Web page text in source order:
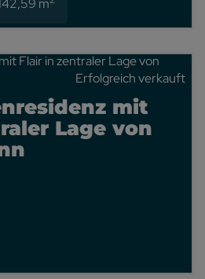
m
Erfolgreich verkauft
mit
Lage von